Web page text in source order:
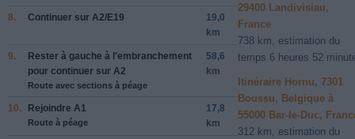
8. Continuer sur A2/E19
19,0
km
9. Rester à gauche à l'embranchement
pour continuer sur A2
Route avec sections à péage
58,6
km
10. Rejoindre A1
Route à péage
17,8
km
29400 Landivisiau,
France
738 km, estimation du
temps 6 heures 52
Itinéraire Hornu, 7301
Boussu, Belgique à
55000 Bar-le-Duc,
312 km, estimation du